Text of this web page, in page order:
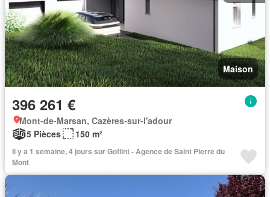
Maison
396 261 €
Mont-de-Marsan, Cazères-sur-l'adour
5 Pièces
150 m²
Il y a 1 semaine, 4 jours sur Goflint - Agence de Saint Pierre du
Mont